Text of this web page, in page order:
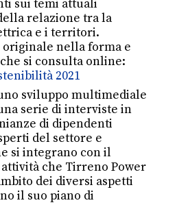
sui temi attuali
relazione tra la
e i territori.
nella forma e
si consulta online:
2021
sviluppo multimediale
serie di interviste in
di dipendenti
del settore e
si integrano con il
che Tirreno Power
dei diversi aspetti
il suo piano di